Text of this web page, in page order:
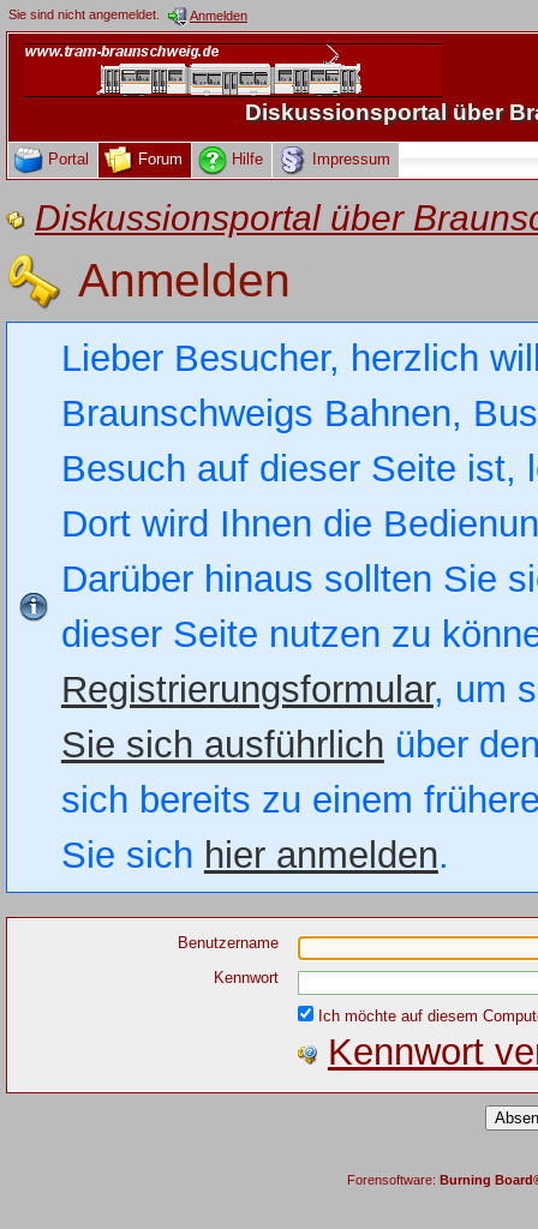
Sie sind nicht angemeldet. Anmelden
Diskussionsportal über
Portal Forum Hilfe Impressum
Diskussionsportal über
Anmelden
Lieber Besucher, herzlich
Braunschweigs Bahnen,
Besuch auf dieser Seite
Dort wird Ihnen die
Darüber hinaus sollten Sie
dieser Seite nutzen zu
Registrierungsformular, um
Sie sich ausführlich über
sich bereits zu einem
Sie sich hier anmelden.
Benutzername
Kennwort
Ich möchte auf diesem
Kennwort
Forensoftware: Burning